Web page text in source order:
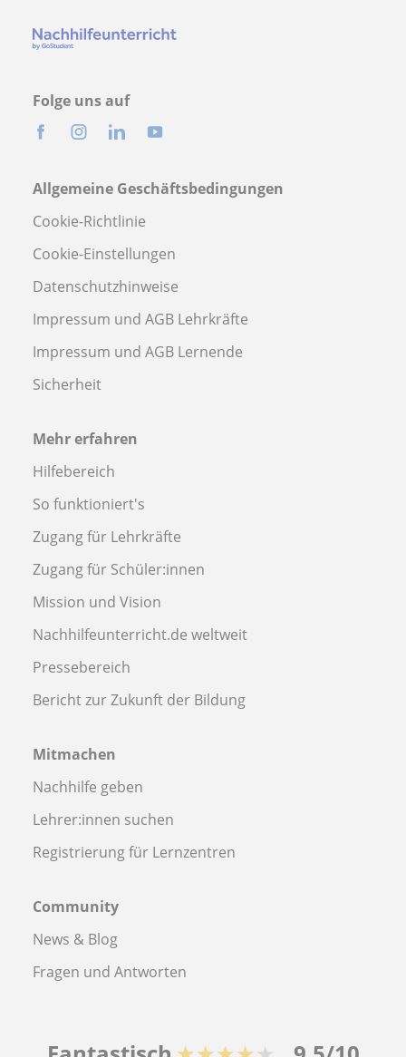
Folge uns auf
Allgemeine Geschäftsbedingungen
Cookie-Richtlinie
Cookie-Einstellungen
Datenschutzhinweise
Impressum und AGB Lehrkräfte
Impressum und AGB Lernende
Sicherheit
Mehr erfahren
Hilfebereich
So funktioniert's
Zugang für Lehrkräfte
Zugang für Schüler:innen
Mission und Vision
Nachhilfeunterricht.de weltweit
Pressebereich
Bericht zur Zukunft der Bildung
Mitmachen
Nachhilfe geben
Lehrer:innen suchen
Registrierung für Lernzentren
Community
News & Blog
Fragen und Antworten